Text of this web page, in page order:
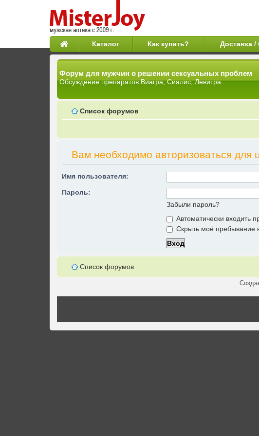
Каталог Как купить? Доставка /
Форум для мужчин о решении сексуальных проблем
Обсуждение препаратов Виагра, Сиалис, Левитра
Список форумов
Вам необходимо авторизоваться
Имя пользователя:
Пароль:
Забыли пароль?
Автоматически входить
Скрыть моё пребывание
Список форумов